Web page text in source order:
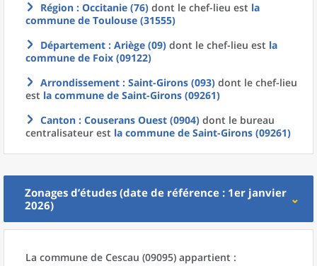
Région : Occitanie (76) dont le chef-lieu est la
commune de Toulouse (31555)
Département : Ariège (09) dont le chef-lieu est la
commune de Foix (09122)
Arrondissement : Saint-Girons (093) dont le chef-lieu
est la commune de Saint-Girons (09261)
Canton : Couserans Ouest (0904) dont le bureau
centralisateur est la commune de Saint-Girons (09261)
Zonages d’études (date de référence : 1er janvier
2026)
La commune de Cescau (09095) appartient :